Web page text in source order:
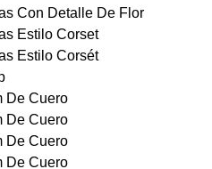
Con Detalle De Flor
Estilo Corset
Estilo Corsét
De Cuero
De Cuero
De Cuero
De Cuero